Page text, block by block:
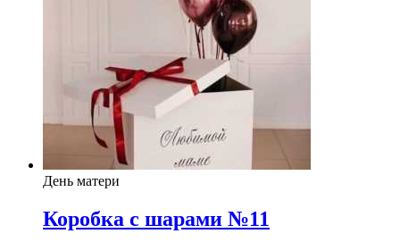
День матери
Коробка с шарами №11